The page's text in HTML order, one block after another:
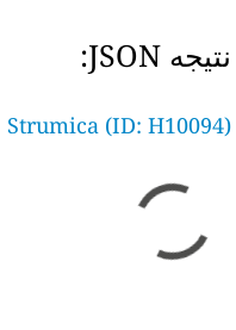
نتیجه JSON:
Strumica (ID: H10094)